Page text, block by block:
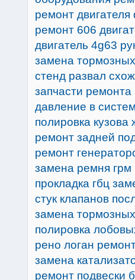
ремонт
ремонт 606
двигатель 4g63
замена
стенд развал
запчасти ремонта
давление в
полировка
ремонт задней
ремонт
замена ремня
прокладка гбц
стук клапанов
замена
полировка
рено логан
замена
ремонт подвески